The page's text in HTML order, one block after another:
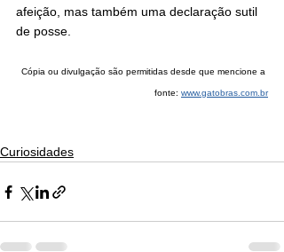
afeição, mas também uma declaração sutil
de posse.
Cópia ou divulgação são permitidas desde que mencione a
fonte: www.gatobras.com.br
Curiosidades